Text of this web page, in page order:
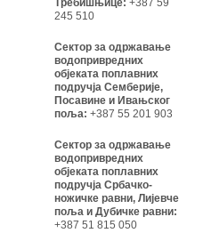
Требишњице: +387 59
245 510
Сектор за одржавање
водопривредних
објеката поплавних
подручја Семберије,
Посавине и Ивањског
поља: +387 55 201 903
Сектор за одржавање
водопривредних
објеката поплавних
подручја Србачко-
ножичке равни, Лијевче
поља и Дубичке равни:
+387 51 815 050